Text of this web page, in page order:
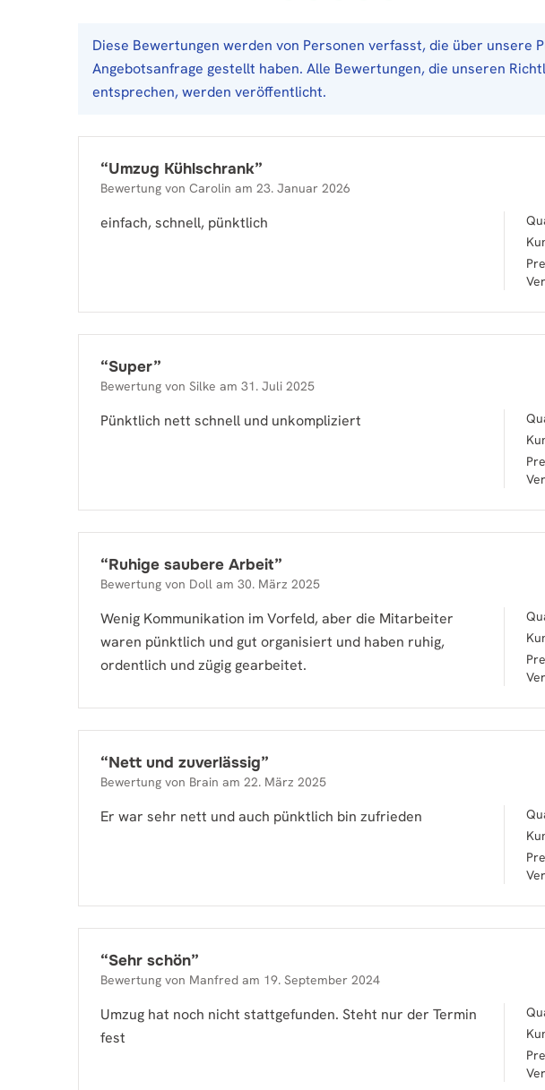
Diese Bewertungen werden von Personen verfasst, die über unsere
Angebotsanfrage gestellt haben. Alle Bewertungen, die unseren
entsprechen, werden veröffentlicht.
“Umzug Kühlschrank”
Bewertung von Carolin am 23. Januar 2026
einfach, schnell, pünktlich
“Super”
Bewertung von Silke am 31. Juli 2025
Pünktlich nett schnell und unkompliziert
“Ruhige saubere Arbeit”
Bewertung von Doll am 30. März 2025
Wenig Kommunikation im Vorfeld, aber die Mitarbeiter
waren pünktlich und gut organisiert und haben ruhig,
ordentlich und zügig gearbeitet.
“Nett und zuverlässig”
Bewertung von Brain am 22. März 2025
Er war sehr nett und auch pünktlich bin zufrieden
“Sehr schön”
Bewertung von Manfred am 19. September 2024
Umzug hat noch nicht stattgefunden. Steht nur der Termin
fest